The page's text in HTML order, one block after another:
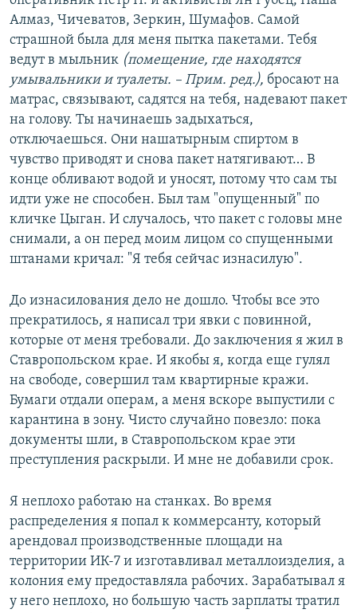
Алмаз, Чичеватов, Зеркин, Шумафов. Самой
страшной была для меня пытка пакетами. Тебя
ведут в мыльник (помещение, где находятся
умывальники и туалеты. – Прим. ред.), бросают на
матрас, связывают, садятся на тебя, надевают пакет
на голову. Ты начинаешь задыхаться,
отключаешься. Они нашатырным спиртом в
чувство приводят и снова пакет натягивают… В
конце обливают водой и уносят, потому что сам ты
идти уже не способен. Был там "опущенный" по
кличке Цыган. И случалось, что пакет с головы мне
снимали, а он перед моим лицом со спущенными
штанами кричал: "Я тебя сейчас изнасилую".
До изнасилования дело не дошло. Чтобы все это
прекратилось, я написал три явки с повинной,
которые от меня требовали. До заключения я жил в
Ставропольском крае. И якобы я, когда еще гулял
на свободе, совершил там квартирные кражи.
Бумаги отдали операм, а меня вскоре выпустили с
карантина в зону. Чисто случайно повезло: пока
документы шли, в Ставропольском крае эти
преступления раскрыли. И мне не добавили срок.
Я неплохо работаю на станках. Во время
распределения я попал к коммерсанту, который
арендовал производственные площади на
территории ИК-7 и изготавливал металлоизделия, а
колония ему предоставляла рабочих. Зарабатывал я
у него неплохо, но большую часть зарплаты тратил